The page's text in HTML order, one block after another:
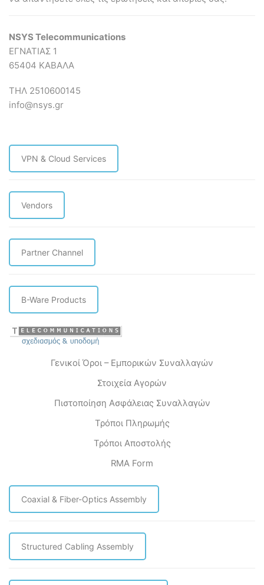
NSYS Telecommunications
ΕΓΝΑΤΙΑΣ 1
65404 ΚΑΒΑΛΑ
ΤΗΛ 2510600145
info@nsys.gr
VPN & Cloud Services
Vendors
Partner Channel
B-Ware Products
Γενικοί Όροι – Εμπορικών Συναλλαγών
Στοιχεία Αγορών
Πιστοποίηση Ασφάλειας Συναλλαγών
Τρόποι Πληρωμής
Τρόποι Αποστολής
RMA Form
Coaxial & Fiber-Optics Assembly
Structured Cabling Assembly